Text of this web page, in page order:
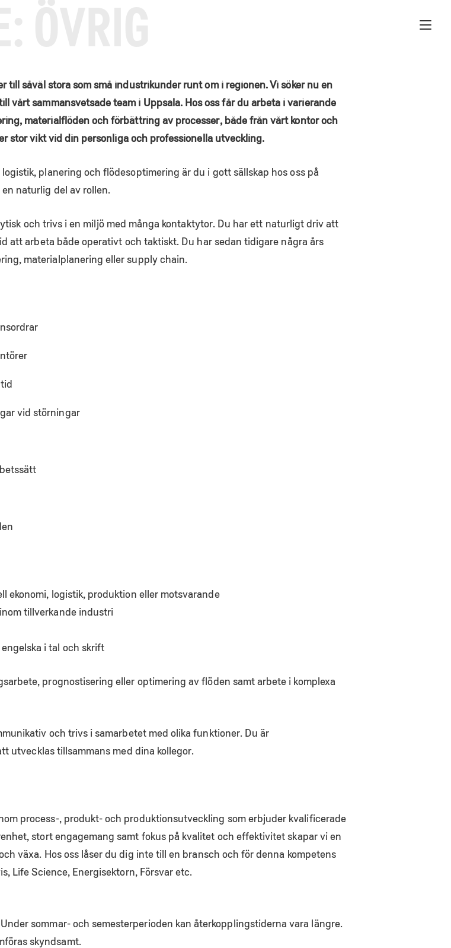
såväl stora som små industrikunder runt om i regionen. Vi söker nu en
vårt sammansvetsade team i Uppsala. Hos oss får du arbeta i varierande
materialflöden och förbättring av processer, både från vårt kontor och
stor vikt vid din personliga och professionella utveckling.
planering och flödesoptimering är du i gott sällskap hos oss på
naturlig del av rollen.
och trivs i en miljö med många kontaktytor. Du har ett naturligt driv att
att arbeta både operativt och taktiskt. Du har sedan tidigare några års
materialplanering eller supply chain.
vid störningar
ekonomi, logistik, produktion eller motsvarande
tillverkande industri
i tal och skrift
prognostisering eller optimering av flöden samt arbete i komplexa
och trivs i samarbetet med olika funktioner. Du är
utvecklas tillsammans med dina kollegor.
process-, produkt- och produktionsutveckling som erbjuder kvalificerade
stort engagemang samt fokus på kvalitet och effektivitet skapar vi en
växa. Hos oss låser du dig inte till en bransch och för denna kompetens
Life Science, Energisektorn, Försvar etc.
sommar- och semesterperioden kan återkopplingstiderna vara längre.
skyndsamt.